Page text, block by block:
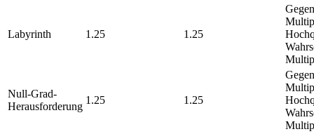
Labyrinth 1.25 1.25
Null-Grad-
Herausforderung
1.25 1.25